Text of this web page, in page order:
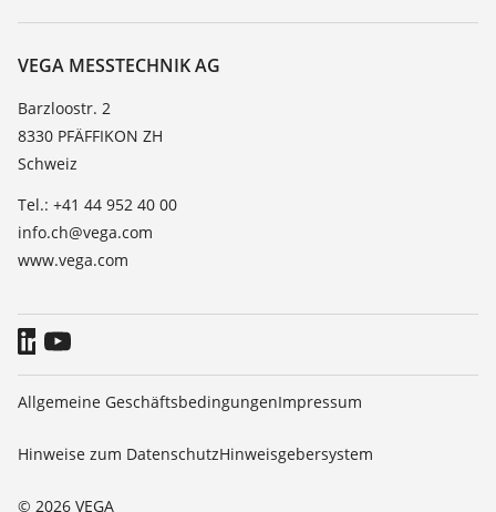
Beständigkeitsliste
TeamViewer
Über VEGA
Kontakt
News
Presse
VEGA MESSTECHNIK AG
Barzloostr. 2
8330 PFÄFFIKON ZH
Schweiz
Tel.: +41 44 952 40 00
info.ch@vega.com
www.vega.com
© 2026 VEGA
Allgemeine GeschäftsbedingungenImpressum
Hinweise zum DatenschutzHinweisgebersystem